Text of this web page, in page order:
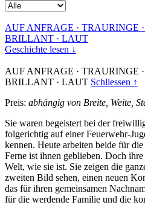
AUF ANFRAGE · TRAURINGE ·
BRILLANT · LAUT
Geschichte lesen ↓
AUF ANFRAGE · TRAURINGE ·
BRILLANT · LAUT Schliessen ↑
Preis: abhängig von Breite, Weite,
Sie waren begeistert bei der
folgerichtig auf einer Feuerwehr-
kennen. Heute arbeiten beide für
Ferne ist ihnen geblieben. Doch
Welt, wie sie ist. Sie zeigen die
zweiten Bild sehen, einen neuen
das für ihren gemeinsamen
für die werdende Familie und die